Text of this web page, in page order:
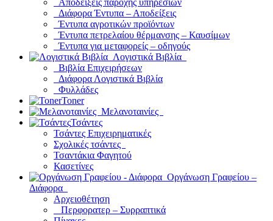
Αποδείξεις παροχής υπηρεσιών
Διάφορα Έντυπα – Αποδείξεις
Έντυπα αγροτικών προϊόντων
Έντυπα πετρελαίου θέρμανσης – Καυσίμων
Έντυπα για μεταφορείς – οδηγούς
Λογιστικά Βιβλία
Βιβλία Επιχειρήσεων
Διάφορα Λογιστικά Βιβλία
Φυλλάδες
Toner
Μελανοταινίες
Τσάντες
Τσάντες Επιχειρηματικές
Σχολικές τσάντες
Τσαντάκια Φαγητού
Κασετίνες
Οργάνωση Γραφείου –
Διάφορα
Αρχειοθέτηση
Περφορατερ – Συρραπτικά